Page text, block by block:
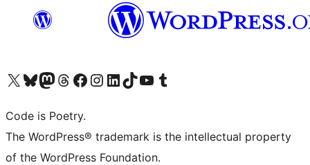
Visita il nostro account X (ex Twitter)
Visita il nostro account Bluesky
Visita il nostro account Mastodon
Visita il nostro account Threads
Visita la nostra pagina Facebook
Visita il nostro account Instagram
Visita il nostro account LinkedIn
Visita il nostro account TikTok
Visita il nostro canale YouTube
Visita il nostro account Tumblr
Code is Poetry.
The WordPress® trademark is the intellectual property
of the WordPress Foundation.